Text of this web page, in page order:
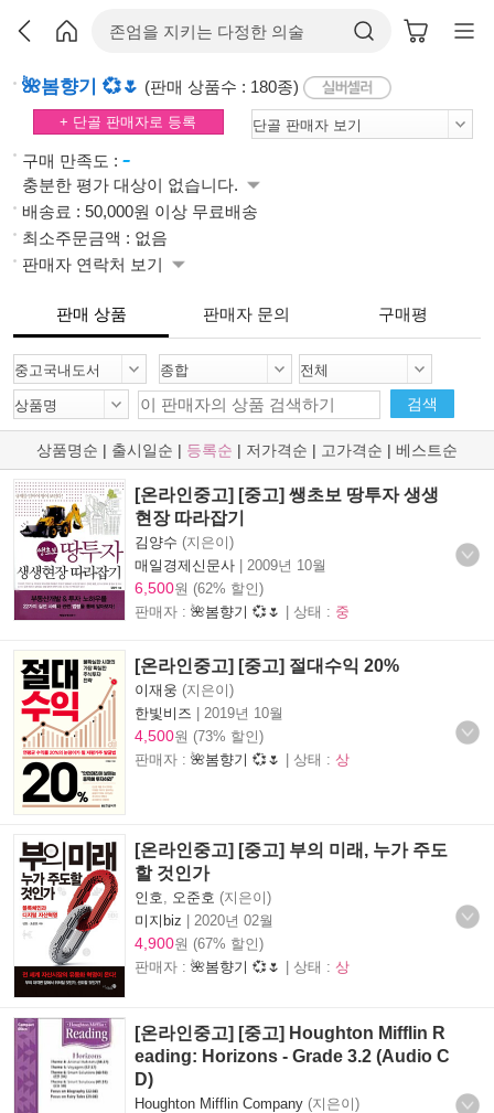
🌺봄향기 💞🌷 (판매 상품수 : 180종)
+ 단골 판매자로 등록
구매 만족도 : -
충분한 평가 대상이 없습니다.
배송료 : 50,000원 이상 무료배송
최소주문금액 : 없음
판매자 연락처 보기
판매 상품 판매자 문의 구매평
검색
상품명순 | 출시일순 | 등록순 | 저가격순 | 고가격순 | 베스트순
[온라인중고] [중고] 쌩초보 땅투자 생생
현장 따라잡기
김양수 (지은이)
매일경제신문사 | 2009년 10월
6,500원 (62% 할인)
판매자 : 🌺봄향기 💞🌷 | 상태 : 중
[온라인중고] [중고] 절대수익 20%
이재웅 (지은이)
한빛비즈 | 2019년 10월
4,500원 (73% 할인)
판매자 : 🌺봄향기 💞🌷 | 상태 : 상
[온라인중고] [중고] 부의 미래, 누가 주도
할 것인가
인호 오준호 (지은이)
미지biz | 2020년 02월
4,900원 (67% 할인)
판매자 : 🌺봄향기 💞🌷 | 상태 : 상
[온라인중고] [중고] Houghton Mifflin R
eading: Horizons - Grade 3.2 (Audio C
D)
Houghton Mifflin Company (지은이)